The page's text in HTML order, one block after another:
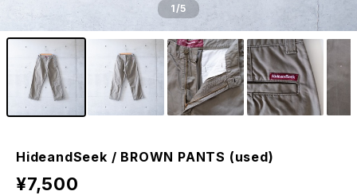
1/5
HideandSeek / BROWN PANTS (used)
¥7,500